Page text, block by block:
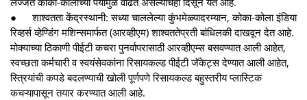
●
शाश्वतता केंद्रस्थानी: सध्या चाललेल्या कुंभमेळ्यादरम्यान, कोका-कोला इंडिया
रिव्हर्स व्हेण्डिंग मशिन्समार्फत (आरव्हीएम) शाश्वततेप्रती बांधिलकी दाखवून देत आहे.
मोक्याच्या ठिकाणी पीईटी कचरा पुनर्वापरासाठी आरव्हीएम्स बसवण्यात आली आहेत,
स्वच्छता कर्मचारी व स्वयंसेवकांना रिसायकल्ड पीईटी जॅकेट्स देण्यात आली आहेत,
स्त्रियांची कपडे बदलण्याची खोली पूर्णपणे रिसायकल्ड बहुस्तरीय प्लास्टिक
कचऱ्यापासून तयार करण्यात आली आहे.